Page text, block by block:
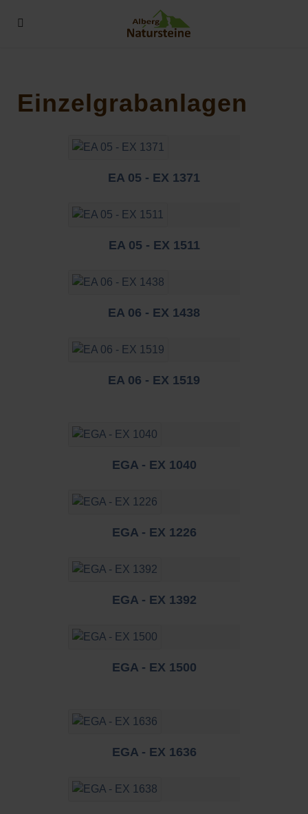
Einzelgrabanlagen
EA 05 - EX 1371
EA 05 - EX 1511
EA 06 - EX 1438
EA 06 - EX 1519
EGA - EX 1040
EGA - EX 1226
EGA - EX 1392
EGA - EX 1500
EGA - EX 1636